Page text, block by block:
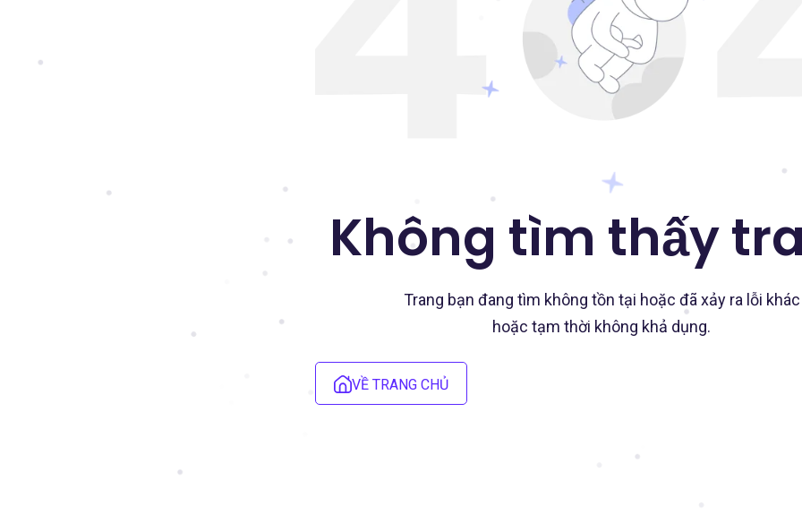
Không tìm thấy
Trang bạn đang tìm không tồn tại hoặc đã xảy ra lỗi khác
hoặc tạm thời không khả dụng.
VỀ TRANG CHỦ